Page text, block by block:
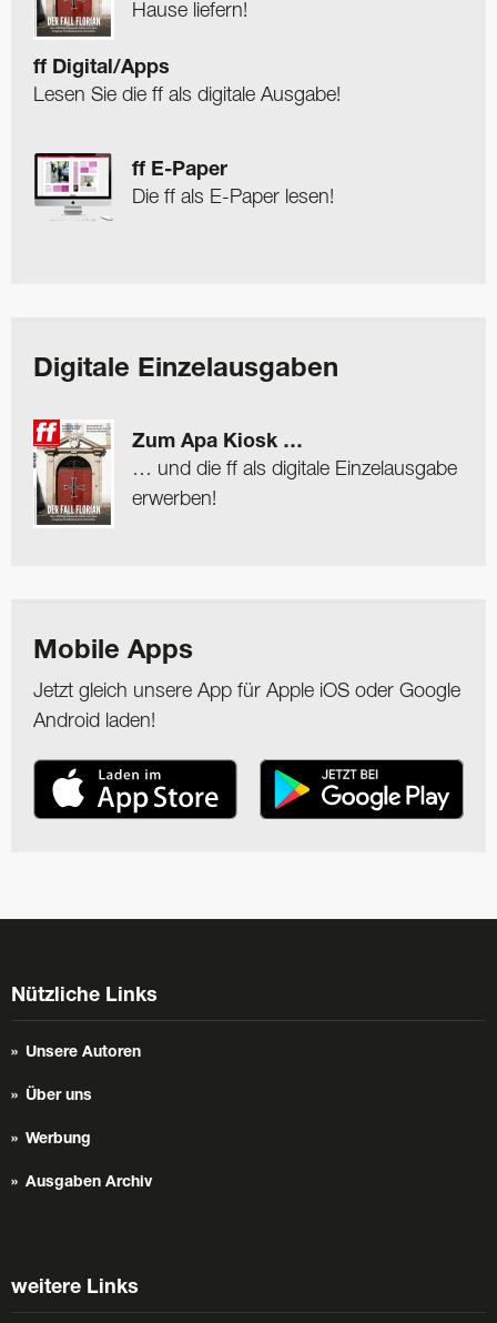
Hause liefern!
ff Digital/Apps
Lesen Sie die ff als digitale Ausgabe!
ff E-Paper
Die ff als E-Paper lesen!
Digitale Einzelausgaben
Zum Apa Kiosk …
… und die ff als digitale Einzelausgabe
erwerben!
Mobile Apps
Jetzt gleich unsere App für Apple iOS oder Google
Android laden!
Nützliche Links
Unsere Autoren
Über uns
Werbung
Ausgaben Archiv
weitere Links